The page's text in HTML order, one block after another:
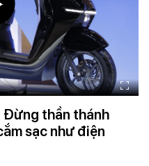
Đừng thần thánh
sạc như điện